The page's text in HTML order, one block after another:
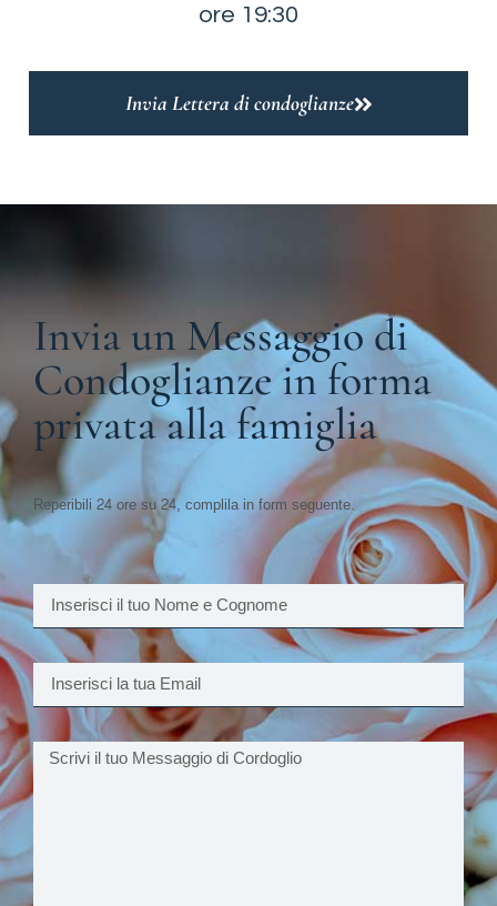
ore 19:30
Invia Lettera di condoglianze
Invia un Messaggio di
Condoglianze in forma
privata alla famiglia
Reperibili 24 ore su 24, complila in form seguente.